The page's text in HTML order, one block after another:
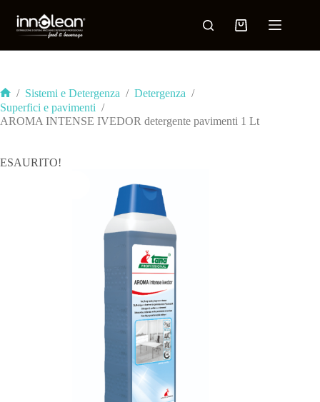
/ Sistemi e Detergenza / Detergenza /
Superfici e pavimenti /
AROMA INTENSE IVEDOR detergente pavimenti 1 Lt
ESAURITO!